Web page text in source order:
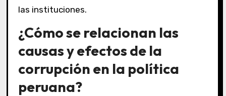
las instituciones.
¿Cómo se relacionan las
causas y efectos de la
corrupción en la política
peruana?